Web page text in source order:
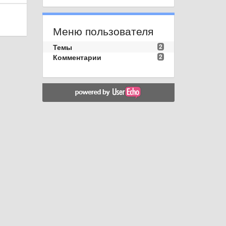
Меню пользователя
2
Темы
2
Комментарии